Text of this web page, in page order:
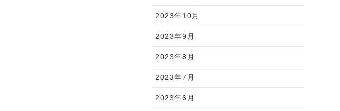
2023年10月
2023年9月
2023年8月
2023年7月
2023年6月